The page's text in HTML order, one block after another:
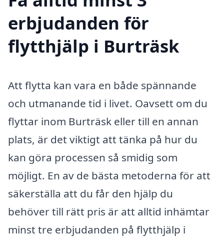
erbjudanden för
flytthjälp i Burträsk
Att flytta kan vara en både spännande
och utmanande tid i livet. Oavsett om du
flyttar inom Burträsk eller till en annan
plats, är det viktigt att tänka på hur du
kan göra processen så smidig som
möjligt. En av de bästa metoderna för att
säkerställa att du får den hjälp du
behöver till rätt pris är att alltid inhämtar
minst tre erbjudanden på flytthjälp i